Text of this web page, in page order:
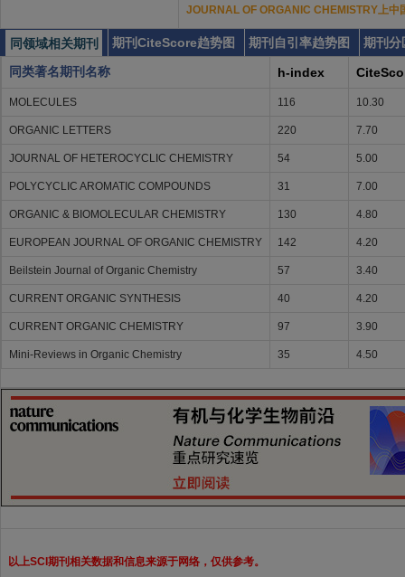
JOURNAL OF ORGANIC CHEMISTRY上中
同领域相关期刊 期刊CiteScore趋势图 期刊自引率趋势图
期刊分
同类著名期刊名称
h-index
MOLECULES 116 10.30
ORGANIC LETTERS 220 7.70
JOURNAL OF HETEROCYCLIC CHEMISTRY 54 5.00
POLYCYCLIC AROMATIC COMPOUNDS 31 7.00
ORGANIC & BIOMOLECULAR CHEMISTRY 130 4.80
EUROPEAN JOURNAL OF ORGANIC CHEMISTRY 142 4.20
Beilstein Journal of Organic Chemistry 57 3.40
CURRENT ORGANIC SYNTHESIS 40 4.20
CURRENT ORGANIC CHEMISTRY 97 3.90
Mini-Reviews in Organic Chemistry 35 4.50
以上SCI期刊相关数据和信息来源于网络，仅供参考。